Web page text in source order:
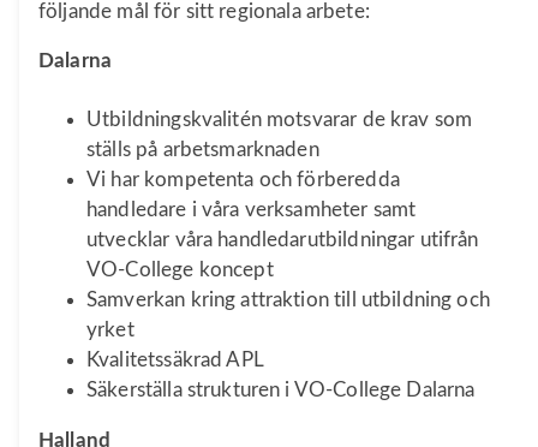
följande mål för sitt regionala arbete:
Dalarna
Utbildningskvalitén motsvarar de krav som
ställs på arbetsmarknaden
Vi har kompetenta och förberedda
handledare i våra verksamheter samt
utvecklar våra handledarutbildningar utifrån
VO-College koncept
Samverkan kring attraktion till utbildning och
yrket
Kvalitetssäkrad APL
Säkerställa strukturen i VO-College Dalarna
Halland